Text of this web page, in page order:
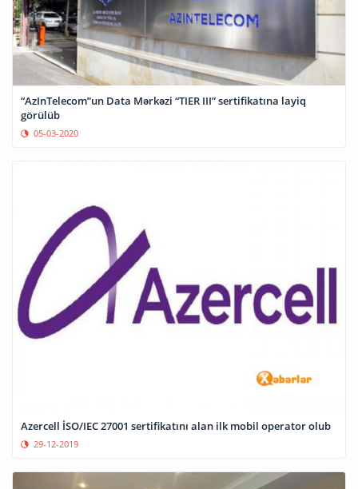
“AzInTelecom”un Data Mərkəzi “TIER III” sertifikatına layiq
görülüb
05-03-2020
Azercell İSO/IEC 27001 sertifikatını alan ilk mobil operator olub
29-12-2019